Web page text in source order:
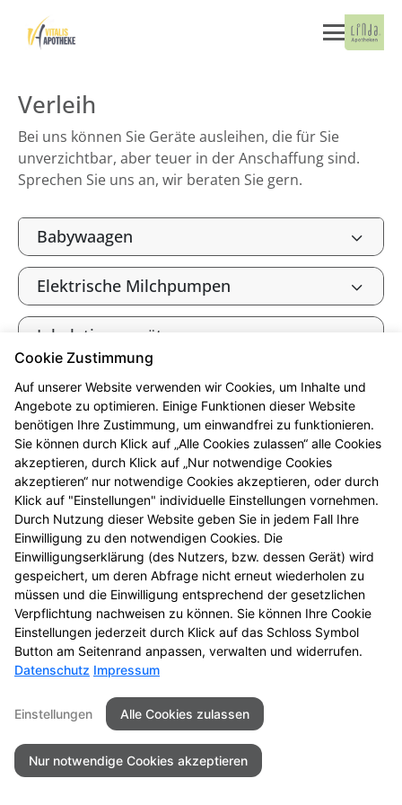
Verleih
Bei uns können Sie Geräte ausleihen, die für Sie
unverzichtbar, aber teuer in der Anschaffung sind.
Sprechen Sie uns an, wir beraten Sie gern.
Babywaagen
Elektrische Milchpumpen
Inhalationsgeräte
Kontakt Impressum
Datenschutz
Barrierefreiheit
©2026Vitalis Apotheke - Troisdorf
Cookie Zustimmung
Auf unserer Website verwenden wir Cookies, um Inhalte und
Angebote zu optimieren. Einige Funktionen dieser Website
benötigen Ihre Zustimmung, um einwandfrei zu funktionieren.
Sie können durch Klick auf „Alle Cookies zulassen“ alle Cookies
akzeptieren, durch Klick auf „Nur notwendige Cookies
akzeptieren“ nur notwendige Cookies akzeptieren, oder durch
Klick auf "Einstellungen" individuelle Einstellungen vornehmen.
Durch Nutzung dieser Website geben Sie in jedem Fall Ihre
Einwilligung zu den notwendigen Cookies. Die
Einwilligungserklärung (des Nutzers, bzw. dessen Gerät) wird
gespeichert, um deren Abfrage nicht erneut wiederholen zu
müssen und die Einwilligung entsprechend der gesetzlichen
Verpflichtung nachweisen zu können. Sie können Ihre Cookie
Einstellungen jederzeit durch Klick auf das Schloss Symbol
Button am Seitenrand anpassen, verwalten und widerrufen.
Datenschutz Impressum
Einstellungen Alle Cookies zulassen
Nur notwendige Cookies akzeptieren